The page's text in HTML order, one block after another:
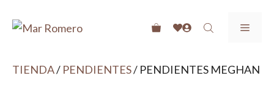
PRIMERA COMPRA
RECOGIDA GRATIS EN TIENDA
TIENDA/ PENDIENTES/ PENDIENTES MEGHAN